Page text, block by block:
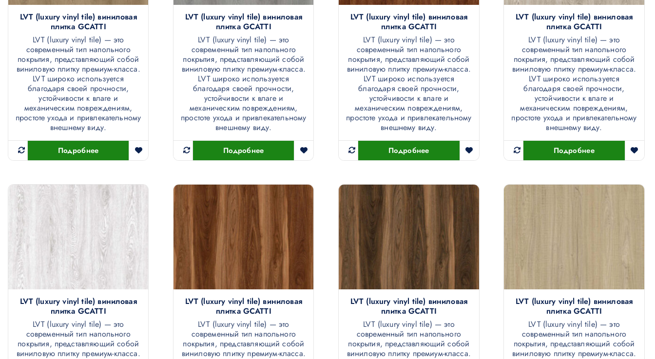
LVT (luxury vinyl tile) виниловая
плитка GCATTI
LVT (luxury vinyl tile) — это
современный тип напольного
покрытия, представляющий собой
виниловую плитку премиум-класса.
LVT широко используется
благодаря своей прочности,
устойчивости к влаге и
механическим повреждениям,
простоте ухода и привлекательному
внешнему виду.
Подробнее
LVT (luxury vinyl tile) виниловая
плитка GCATTI
LVT (luxury vinyl tile) — это
современный тип напольного
покрытия, представляющий собой
виниловую плитку премиум-класса.
LVT широко используется
благодаря своей прочности,
устойчивости к влаге и
механическим повреждениям,
простоте ухода и привлекательному
внешнему виду.
Подробнее
LVT (luxury vinyl tile) виниловая
плитка GCATTI
LVT (luxury vinyl tile) — это
современный тип напольного
покрытия, представляющий собой
виниловую плитку премиум-класса.
LVT широко используется
благодаря своей прочности,
устойчивости к влаге и
механическим повреждениям,
простоте ухода и привлекательному
внешнему виду.
Подробнее
LVT (luxury vinyl tile) виниловая
плитка GCATTI
LVT (luxury vinyl tile) — это
современный тип напольного
покрытия, представляющий собой
виниловую плитку премиум-класса.
LVT широко используется
благодаря своей прочности,
устойчивости к влаге и
механическим повреждениям,
простоте ухода и привлекательному
внешнему виду.
Подробнее
LVT (luxury vinyl tile) виниловая
плитка GCATTI
LVT (luxury vinyl tile) — это
современный тип напольного
покрытия, представляющий собой
виниловую плитку премиум-класса.
LVT (luxury vinyl tile) виниловая
плитка GCATTI
LVT (luxury vinyl tile) — это
современный тип напольного
покрытия, представляющий собой
виниловую плитку премиум-класса.
LVT (luxury vinyl tile) виниловая
плитка GCATTI
LVT (luxury vinyl tile) — это
современный тип напольного
покрытия, представляющий собой
виниловую плитку премиум-класса.
LVT (luxury vinyl tile) виниловая
плитка GCATTI
LVT (luxury vinyl tile) — это
современный тип напольного
покрытия, представляющий собой
виниловую плитку премиум-класса.